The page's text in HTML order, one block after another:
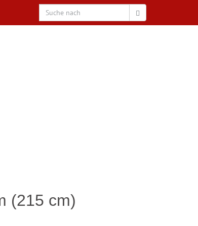
(215 cm)